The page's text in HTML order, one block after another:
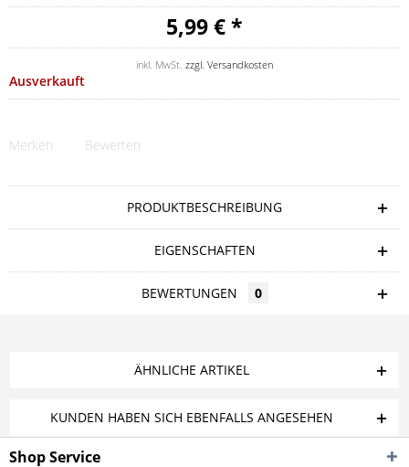
5,99 € *
inkl. MwSt. zzgl. Versandkosten
Ausverkauft
Merken Bewerten
PRODUKTBESCHREIBUNG
EIGENSCHAFTEN
BEWERTUNGEN 0
ÄHNLICHE ARTIKEL
KUNDEN HABEN SICH EBENFALLS ANGESEHEN
Shop Service